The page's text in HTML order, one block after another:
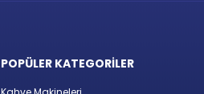
POPÜLER KATEGORİLER